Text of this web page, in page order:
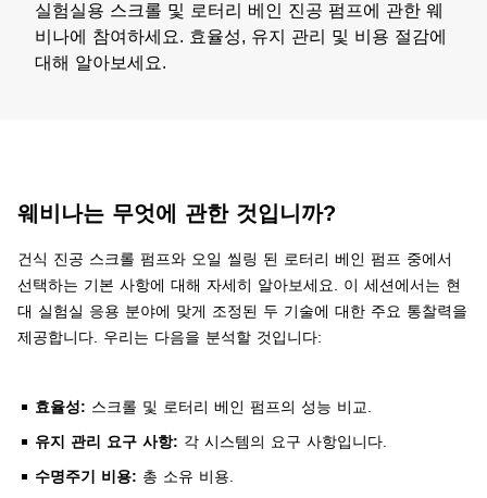
실험실용 스크롤 및 로터리 베인 진공 펌프에 관한 웨
비나에 참여하세요. 효율성, 유지 관리 및 비용 절감에
대해 알아보세요.
웨비나는 무엇에 관한 것입니까?
​​​건식 진공 스크롤 펌프와 오일 씰링 된 로터리 베인 펌프 중에서
선택하는 기본 사항에 대해 자세히 알아보세요. 이 세션에서는 현
대 실험실 응용 분야에 맞게 조정된 두 기술에 대한 주요 통찰력을
제공합니다. 우리는 다음을 분석할 것입니다:
효율성: 스크롤 및 로터리 베인 펌프의 성능 비교.
유지 관리 요구 사항: 각 시스템의 요구 사항입니다.
수명주기 비용: 총 소유 비용.